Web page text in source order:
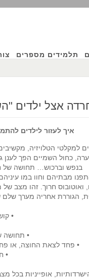
תלמידים מספרים
אצל ילדים
איך לעזור לילדים
הטלויזיה, מקשיבים
כחול השמיים הפך לענן
בנפש וברכוש… תחושה של
מבתיהם וחוו במו
ואוטובוס חרוך. זהו מצב של
הגוררת אחריה מערך שלם
•
• תחושה
• פחד לצאת החוצה, או
•
אופייניות בכל